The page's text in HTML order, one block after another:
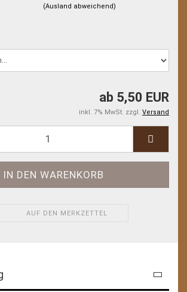
(Ausland abweichend)
ab 5,50 EUR
inkl. 7% MwSt. zzgl. Versand
AUF DEN MERKZETTEL